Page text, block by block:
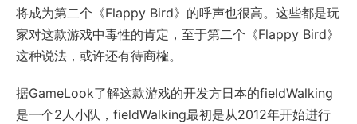
将成为第二个《Flappy Bird》的呼声也很高。这些都是玩
家对这款游戏中毒性的肯定，至于第二个《Flappy Bird》
这种说法，或许还有待商榷。
据GameLook了解这款游戏的开发方日本的fieldWalking
是一个2人小队，fieldWalking最初是从2012年开始进行